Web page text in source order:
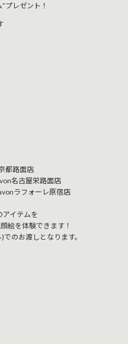
プレゼント！
都路面店
名古屋栄路面店
ラフォーレ原宿店
アイテムを
絵を体験できます！
のお渡しとなります。